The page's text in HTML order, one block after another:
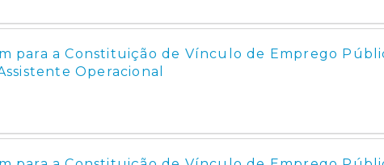
para a Constituição de Vínculo de Emprego
Operacional